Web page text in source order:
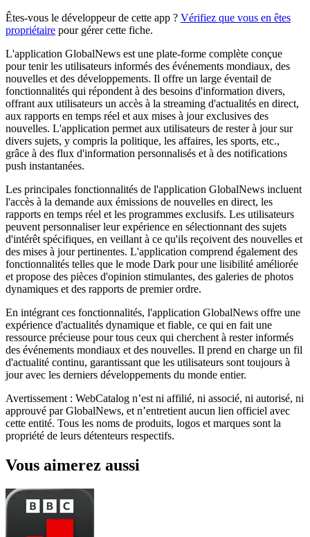
Êtes-vous le développeur de cette app ? Vérifiez que vous en êtes
propriétaire pour gérer cette fiche.
L'application GlobalNews est une plate-forme complète conçue
pour tenir les utilisateurs informés des événements mondiaux, des
nouvelles et des développements. Il offre un large éventail de
fonctionnalités qui répondent à des besoins d'information divers,
offrant aux utilisateurs un accès à la streaming d'actualités en direct,
aux rapports en temps réel et aux mises à jour exclusives des
nouvelles. L'application permet aux utilisateurs de rester à jour sur
divers sujets, y compris la politique, les affaires, les sports, etc.,
grâce à des flux d'information personnalisés et à des notifications
push instantanées.
Les principales fonctionnalités de l'application GlobalNews incluent
l'accès à la demande aux émissions de nouvelles en direct, les
rapports en temps réel et les programmes exclusifs. Les utilisateurs
peuvent personnaliser leur expérience en sélectionnant des sujets
d'intérêt spécifiques, en veillant à ce qu'ils reçoivent des nouvelles et
des mises à jour pertinentes. L'application comprend également des
fonctionnalités telles que le mode Dark pour une lisibilité améliorée
et propose des pièces d'opinion stimulantes, des galeries de photos
dynamiques et des rapports de premier ordre.
En intégrant ces fonctionnalités, l'application GlobalNews offre une
expérience d'actualités dynamique et fiable, ce qui en fait une
ressource précieuse pour tous ceux qui cherchent à rester informés
des événements mondiaux et des nouvelles. Il prend en charge un fil
d'actualité continu, garantissant que les utilisateurs sont toujours à
jour avec les derniers développements du monde entier.
Avertissement : WebCatalog n’est ni affilié, ni associé, ni autorisé, ni
approuvé par GlobalNews, et n’entretient aucun lien officiel avec
cette entité. Tous les noms de produits, logos et marques sont la
propriété de leurs détenteurs respectifs.
Vous aimerez aussi